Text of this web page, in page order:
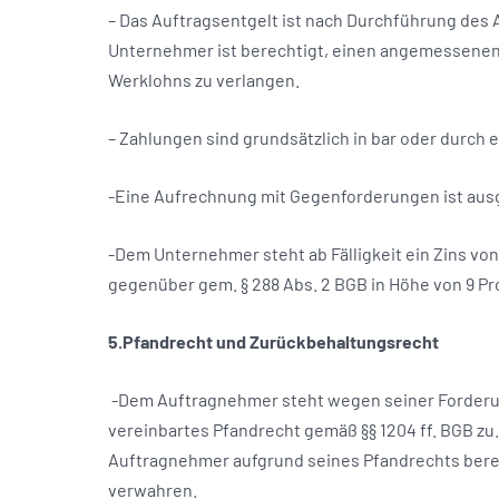
– Das Auftragsentgelt ist nach Durchführung des
Unternehmer ist berechtigt, einen
Werklohns zu verlangen.
– Zahlungen sind grundsätzlich in bar oder
-Eine Aufrechnung mit Gegenforderungen ist
-Dem Unternehmer steht ab Fälligkeit ein Zins
gegenüber gem. § 288 Abs. 2 BGB in Höhe von 9
5.Pfandrecht und Zurückbehaltungsrecht
-Dem Auftragnehmer steht wegen seiner
vereinbartes Pfandrecht gemäß §§ 1204 ff. BGB
Auftragnehmer aufgrund seines Pfandrechts
verwahren.